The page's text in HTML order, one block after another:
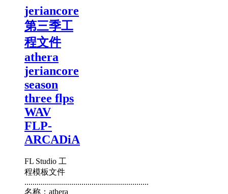
jeriancore
第三季工
程文件
athera
jeriancore
season
three flps
WAV
FLP-
ARCADiA
FL Studio 工
程模板文件
.............................................................
名称：athera